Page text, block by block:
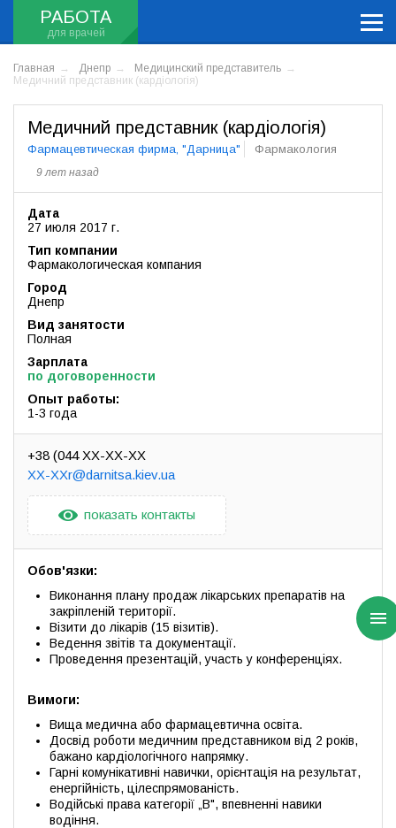
РАБОТА
Главная Днепр
Медицинский представитель
Медичний представник (кардіологія)
Медичний представник (кардіологія)
Фармацевтическая фирма, "Дарница" Фармакология
9 лет назад
Дата
27 июля 2017 г.
Тип компании
Фармакологическая компания
Город
Днепр
Вид занятости
Полная
Зарплата
по договоренности
Опыт работы:
1-3 года
+38 (044 XX-XX-XX
XX-XXr@darnitsa.kiev.ua
показать контакты
Обов'язки:
Виконання плану продаж лікарських препаратів на
закріпленій території.
Візити до лікарів (15 візитів).
Ведення звітів та документації.
Проведення презентацій, участь у конференціях.
Вимоги:
Вища медична або фармацевтична освіта.
Досвід роботи медичним представником від 2 років,
бажано кардіологічного напрямку.
Гарні комунікативні навички, орієнтація на результат,
енергійність, цілеспрямованість.
Водійські права категорії „В", впевненні навики
водіння.